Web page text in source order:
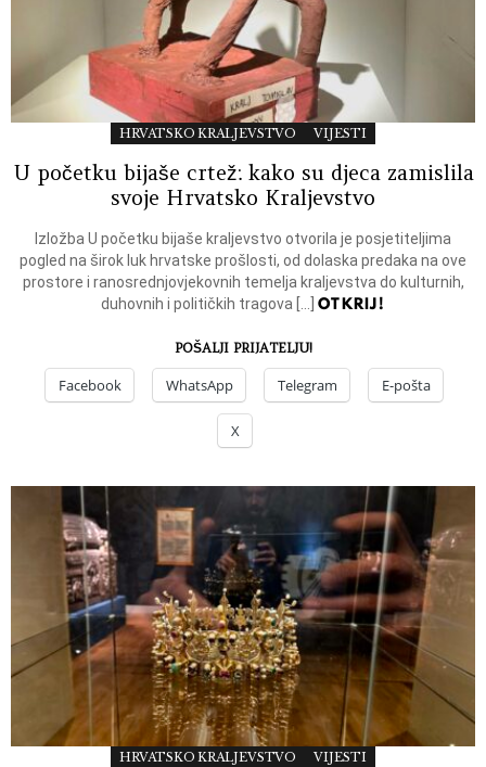
HRVATSKO KRALJEVSTVO VIJESTI
U početku bijaše crtež: kako su djeca zamislila
svoje Hrvatsko Kraljevstvo
Izložba U početku bijaše kraljevstvo otvorila je posjetiteljima
pogled na širok luk hrvatske prošlosti, od dolaska predaka na ove
prostore i ranosrednjovjekovnih temelja kraljevstva do kulturnih,
duhovnih i političkih tragova […] OTKRIJ!
POŠALJI PRIJATELJU!
Facebook WhatsApp Telegram E-pošta
X
HRVATSKO KRALJEVSTVO VIJESTI